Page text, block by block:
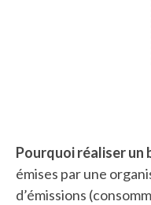
Pourquoi réaliser un
émises par une
d’émissions